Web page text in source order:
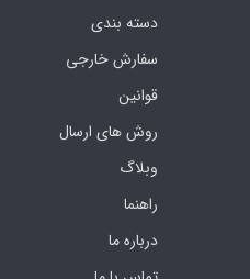
دسته بندی
سفارش خارجی
قوانین
روش های ارسال
وبلاگ
راهنما
درباره ما